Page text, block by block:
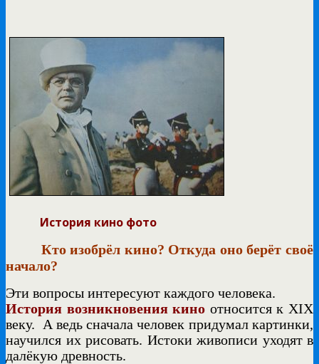
История кино фото
Кто изобрёл кино? Откуда оно берёт своё
начало?
Эти вопросы интересуют каждого человека.
История возникновения кино относится к XIX
веку. А ведь сначала человек придумал картинки,
научился их рисовать. Истоки живописи уходят в
далёкую древность.